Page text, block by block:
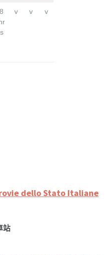
8
s
v v v
dello Stato Italiane
站